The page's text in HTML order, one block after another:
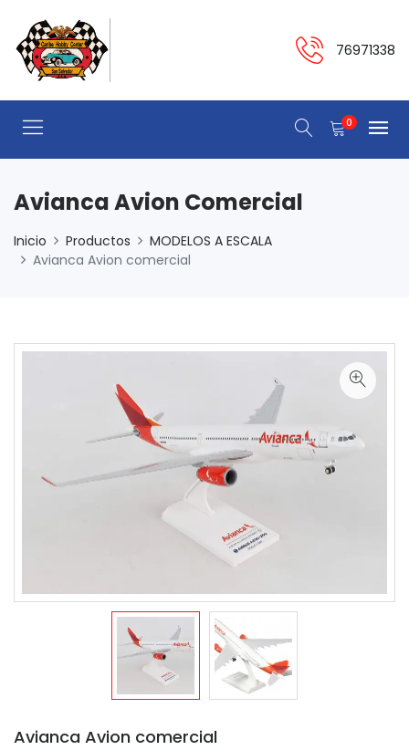
76971338
0
Avianca Avion Comercial
Inicio Productos
MODELOS A ESCALA
Avianca Avion comercial
Avianca Avion comercial